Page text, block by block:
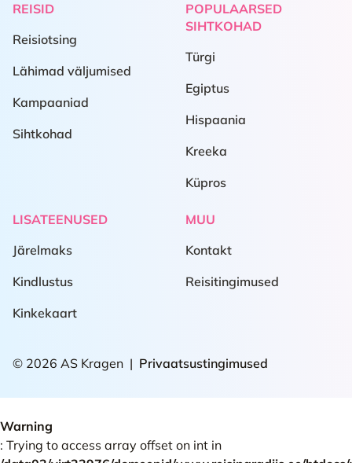
Warning
: Trying to access array offset on int in
REISID
Reisiotsing
Lähimad väljumised
Kampaaniad
Sihtkohad
POPULAARSED
SIHTKOHAD
Türgi
Egiptus
Hispaania
Kreeka
Küpros
LISATEENUSED
Järelmaks
Kindlustus
Kinkekaart
MUU
Kontakt
Reisitingimused
© 2026 AS Kragen Privaatsustingimused